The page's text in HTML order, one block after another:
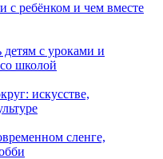
с ребёнком и чем вместе
с уроками и
школой
искусстве,
сленге,